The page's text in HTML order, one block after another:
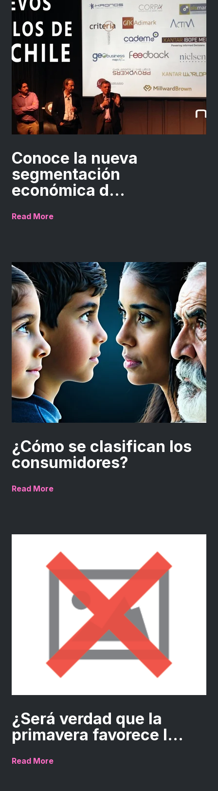
Conoce la nueva
segmentación
económica d...
Read More
¿Cómo se clasifican los
consumidores?
Read More
¿Será verdad que la
primavera favorece l...
Read More